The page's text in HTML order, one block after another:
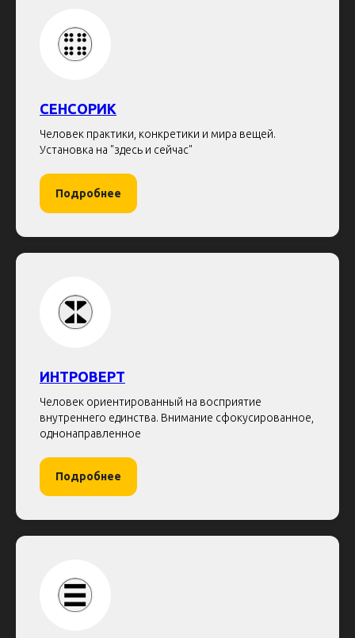
СЕНСОРИК
Человек практики, конкретики и мира вещей.
Установка на "здесь и сейчас"
Подробнее
ИНТРОВЕРТ
Человек ориентированный на восприятие
внутреннего единства. Внимание сфокусированное,
однонаправленное
Подробнее